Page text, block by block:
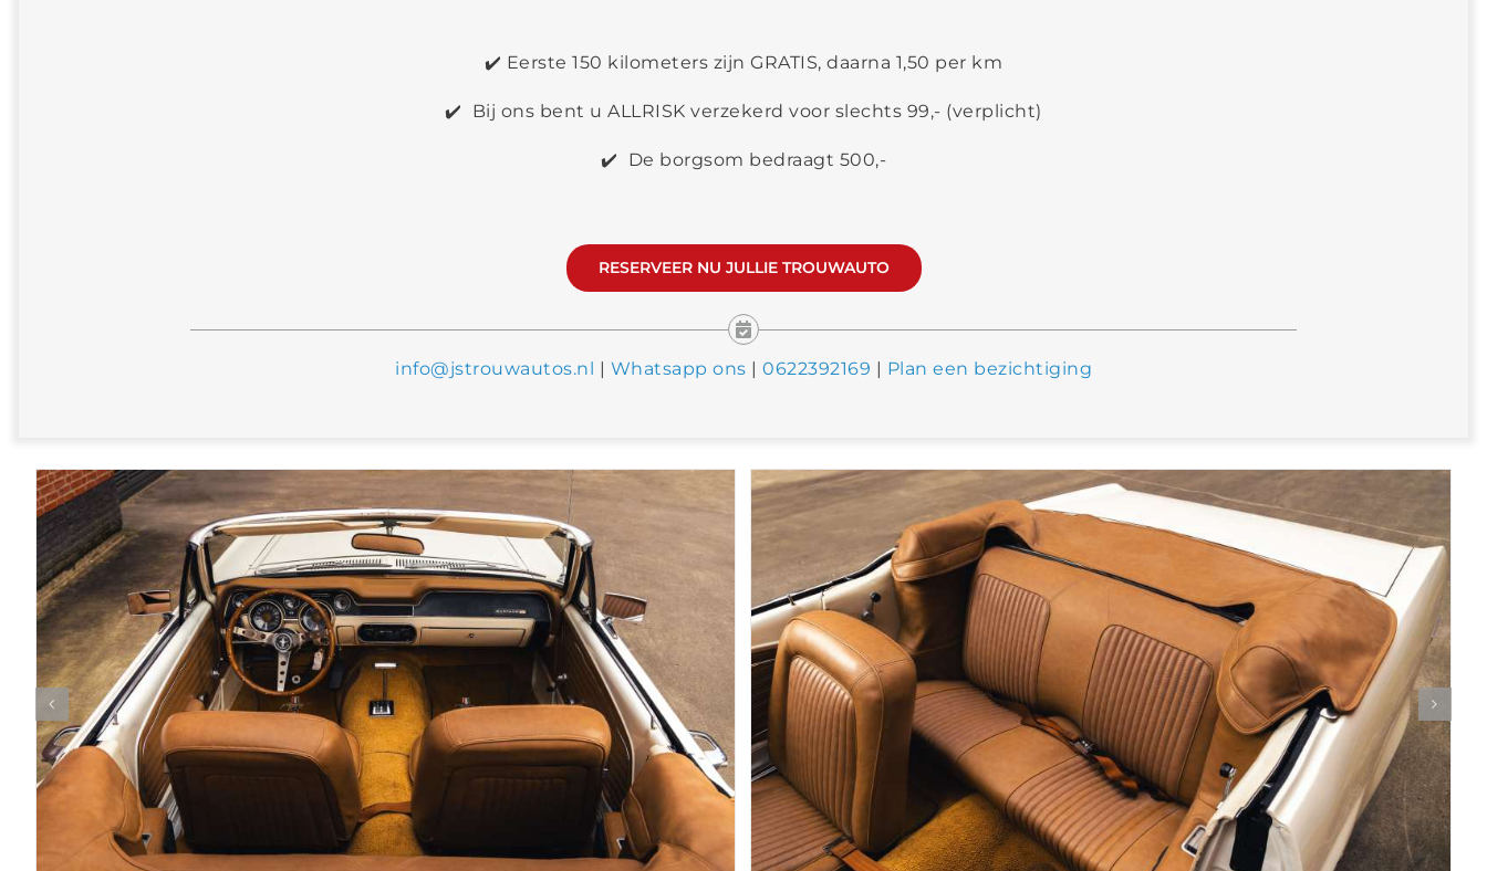
✔️ Eerste 150 kilometers zijn GRATIS, daarna 1,50 per km
✔️ Bij ons bent u ALLRISK verzekerd voor slechts 99,- (verplicht)
✔️ De borgsom bedraagt 500,-
RESERVEER NU JULLIE TROUWAUTO
info@jstrouwautos.nl | Whatsapp ons | 0622392169 | Plan een bezichtiging